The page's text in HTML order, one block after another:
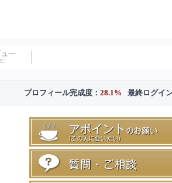
最終ログイ
プロフィール完成度： 28.1%